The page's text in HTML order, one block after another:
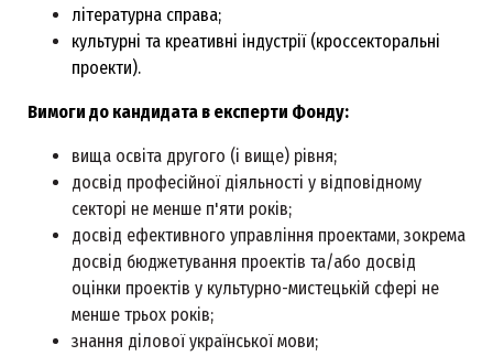
літературна справа;
культурні та креативні індустрії (кроссекторальні
проекти).
Вимоги до кандидата в експерти Фонду:
вища освіта другого (і вище) рівня;
досвід професійної діяльності у відповідному
секторі не менше п'яти років;
досвід ефективного управління проектами, зокрема
досвід бюджетування проектів та/або досвід
оцінки проектів у культурно-мистецькій сфері не
менше трьох років;
знання ділової української мови;